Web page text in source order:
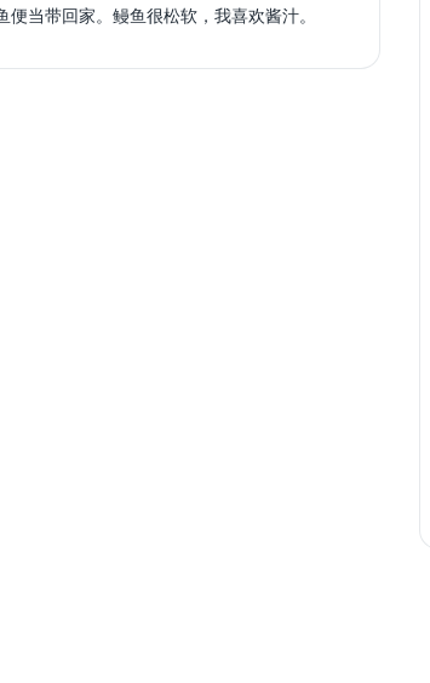
便当带回家。鳗鱼很松软，我喜欢酱汁。